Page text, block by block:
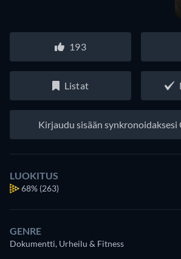
193
Listat
Kirjaudu sisään synkronoidaksesi
LUOKITUS
68% (263)
GENRE
Dokumentti, Urheilu & Fitness